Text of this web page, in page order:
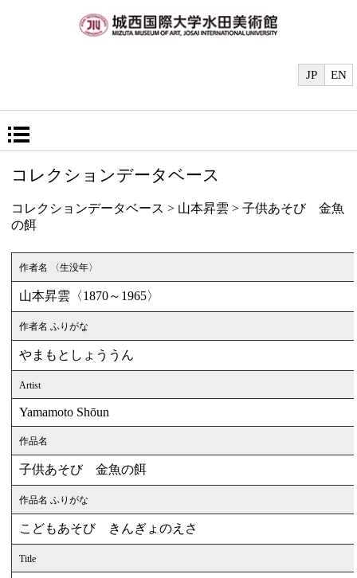
EN
JP
コレクションデータベース
コレクションデータベース > 山本昇雲 > 子供あそび 金魚
の餌
作者名 〈生没年〉
山本昇雲〈1870～1965〉
作者名 ふりがな
やまもとしょううん
Artist
Yamamoto Shōun
作品名
子供あそび 金魚の餌
作品名 ふりがな
こどもあそび きんぎょのえさ
Title